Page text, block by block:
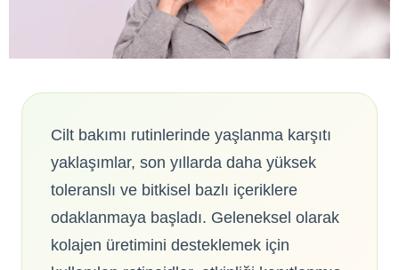
Cilt bakımı rutinlerinde yaşlanma karşıtı
yaklaşımlar, son yıllarda daha yüksek
toleranslı ve bitkisel bazlı içeriklere
odaklanmaya başladı. Geleneksel olarak
kolajen üretimini desteklemek için